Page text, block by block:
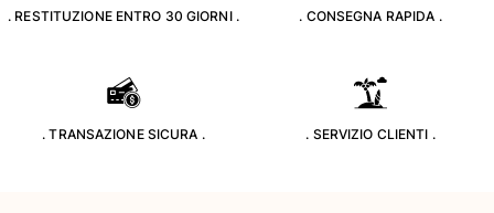
Costumi da bagno Ricamati
Costumi da bagno magici
Vedi tutti i Costumi da bagno
Abbigliamento
. RESTITUZIONE ENTRO 30 GIORNI . . CONSEGNA RAPIDA .
. TRANSAZIONE SICURA . . SERVIZIO CLIENTI .